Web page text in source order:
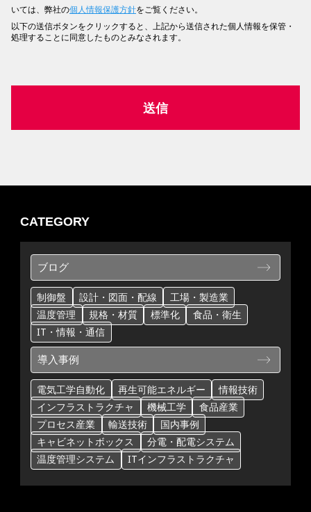
いては、弊社の個人情報保護方針をご覧ください。
以下の送信ボタンをクリックすると、上記から送信された個人情報を保管・
処理することに同意したものとみなされます。
CATEGORY
ブログ
制御盤 設計・図面・配線
工場・製造業
温度管理
規格・材質 標準化
食品・衛生
IT・情報・通信
導入事例
電気工学自動化 再生可能エネルギー
情報技術
インフラストラクチャ
機械工学
食品産業
プロセス産業
輸送技術
国内事例
キャビネットボックス
分電・配電システム
温度管理システム
ITインフラストラクチャ